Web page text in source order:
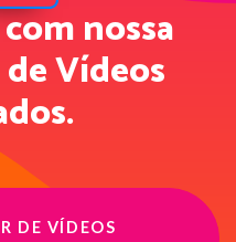
nossa
Vídeos
DE VÍDEOS